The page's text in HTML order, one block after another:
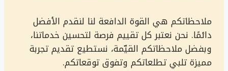
ملاحظاتكم هي القوة الدافعة لنا لنقدم الأفضل
دائمًا. نحن نعتبر كل تقييم فرصة لتحسين خدماتنا،
وبفضل ملاحظاتكم القيّمة، نستطيع تقديم تجربة
مميزة تلبي تطلعاتكم وتفوق توقعاتكم.